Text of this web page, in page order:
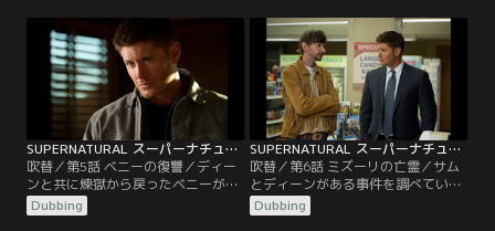
を受けたレシピエントであることを
突き止める。そのドナーとはプロフ
ットボールのスター選手で、1年前
に自動車事故で死亡した人物だっ
た。やがて犯人は明らかになるもの
の、事件はそれでは終わらず…。
ソコンには驚くべき内容の映画が保
存されていた。映画は大学生である
ブライアン、マイケル、ケイトの他
愛ない会話から始まっていたが、こ
の町を襲った奇妙な動物による襲撃
事件の一部始終を知る。
SUPERNATURAL スーパーナチュラル シーズン8 第05話／吹替
吹替／第5話 ベニーの復讐／ディー
ンと共に煉獄から戻ったベニーが目
的を果たすために動きだす。やがて
ディーンの携帯にベニーから助けを
Dubbing
SUPERNATURAL スーパーナチュラル シーズン8 第06話／吹替
吹替／第6話 ミズーリの亡霊／サム
とディーンがある事件を調べていた
ところ、現場でガースと出くわす。
合同調査を始めた3人は、その事件
Dubbing